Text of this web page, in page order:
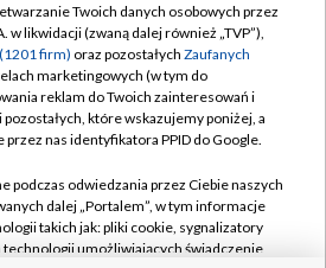
Cyfrowa
Regulamin TVP
prywatności
Moje zgody
Pomoc
Kontakt
Twoich danych osobowych przez
w likwidacji (zwaną dalej również „TVP”),
firm) oraz pozostałych Zaufanych
marketingowych (w tym do
reklam do Twoich zainteresowań i
które wskazujemy poniżej, a
nas identyfikatora PPID do Google.
podczas odwiedzania przez Ciebie naszych
dalej „Portalem”, w tym informacje
takich jak: pliki cookie, sygnalizatory
umożliwiających świadczenie